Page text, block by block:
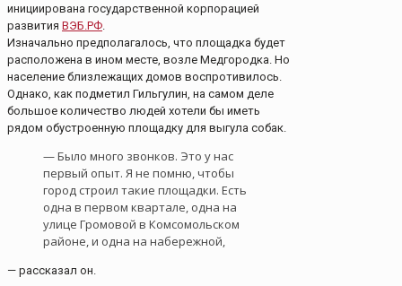
инициирована государственной корпорацией
развития ВЭБ.РФ.
Изначально предполагалось, что площадка будет
расположена в ином месте, возле Медгородка. Но
население близлежащих домов воспротивилось.
Однако, как подметил Гильгулин, на самом деле
большое количество людей хотели бы иметь
рядом обустроенную площадку для выгула собак.
— Было много звонков. Это у нас
первый опыт. Я не помню, чтобы
город строил такие площадки. Есть
одна в первом квартале, одна на
улице Громовой в Комсомольском
районе, и одна на набережной,
— рассказал он.